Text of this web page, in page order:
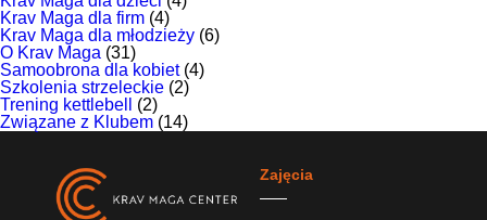
Krav Maga dla firm (4)
Krav Maga dla młodzieży (6)
O Krav Maga (31)
Samoobrona dla kobiet(4)
Szkolenia strzeleckie (2)
Trening kettlebell
(2)
Związane z Klubem (14)
Zajęcia